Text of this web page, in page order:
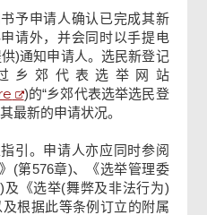
予申请人确认已完成其新
请外，并会同时以手提电
)通知申请人。选民新登记
乡郊代表选举网站
)的“乡郊代表选举选民登
最新的申请状况。
引。申请人亦应同时参阅
(第576章)、《选举管理委
及《选举(舞弊及非法行为)
根据此等条例订立的附属